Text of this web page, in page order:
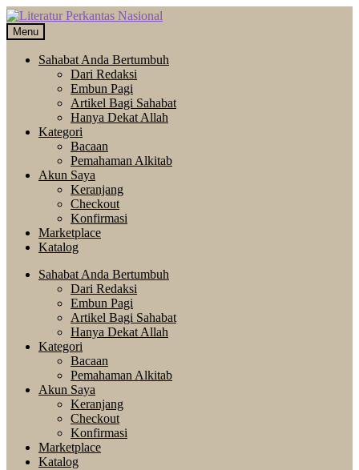
Skip
to
navigation
Langsung
ke
isi
Menu
Sahabat Anda Bertumbuh
Dari Redaksi
Embun Pagi
Artikel Bagi Sahabat
Hanya Dekat Allah
Kategori
Bacaan
Pemahaman Alkitab
Akun Saya
Keranjang
Checkout
Konfirmasi
Marketplace
Katalog
Sahabat Anda Bertumbuh
Dari Redaksi
Embun Pagi
Artikel Bagi Sahabat
Hanya Dekat Allah
Kategori
Bacaan
Pemahaman Alkitab
Akun Saya
Keranjang
Checkout
Konfirmasi
Marketplace
Katalog